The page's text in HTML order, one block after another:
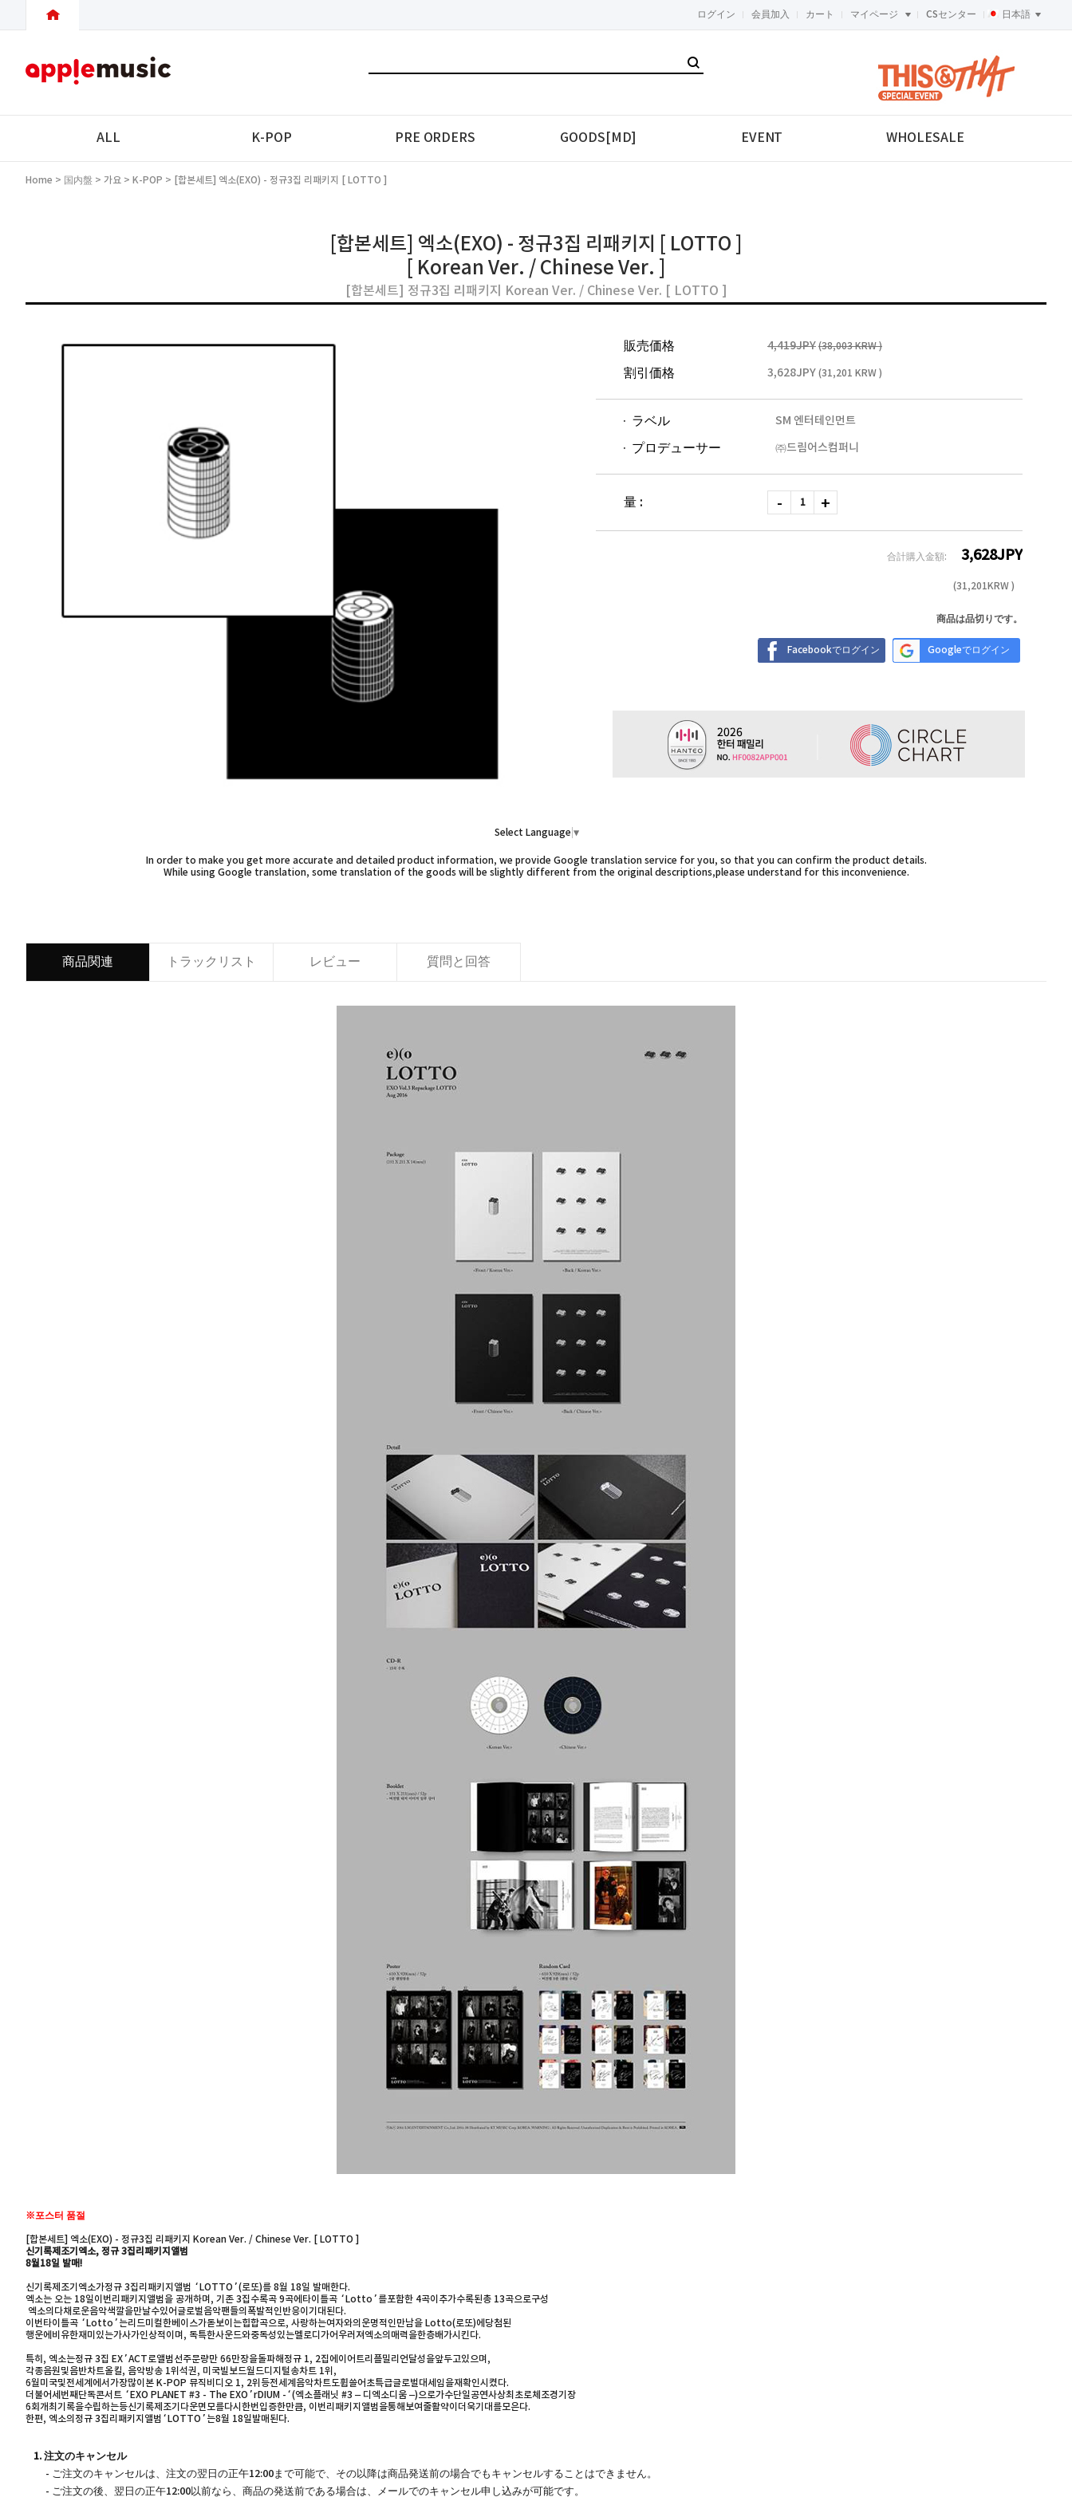
ログイン 会員加入 カート マイページ CSセンター 日本語
<-->
ALL K-POP PRE ORDERS GOODS[MD] EVENT WHOLESALE
Home > 国内盤 > 가요 > K-POP > [합본세트] 엑소(EXO) - 정규3집 리패키지 [ LOTTO ]
[합본세트] 엑소(EXO) - 정규3집 리패키지 [ LOTTO ]
[ Korean Ver. / Chinese Ver. ]
[합본세트] 정규3집 리패키지 Korean Ver. / Chinese Ver. [ LOTTO ]
販売価格 4,419JPY (38,003 KRW )
割引価格 3,628JPY (31,201 KRW )
ラベル SM 엔터테인먼트
プロデューサー ㈜드림어스컴퍼니
量 :
合計購入金額: 3,628JPY
(31,201 KRW )
商品は品切りです。
Facebookでログイン Googleでログイン
Select Language ▼
In order to make you get more accurate and detailed product information, we provide Google translation service for you, so that you can confirm the product details.
While using Google translation, some translation of the goods will be slightly different from the original descriptions,please understand for this inconvenience.
商品関連 トラックリスト レビュー 質問と回答
※포스터 품절
[합본세트] 엑소(EXO) - 정규3집 리패키지 Korean Ver. / Chinese Ver. [ LOTTO ]
신기록제조기엑소, 정규 3집리패키지앨범
8월18일 발매!
신기록제조기엑소가정규 3집리패키지앨범 ‘LOTTO’(로또)를 8월 18일 발매한다.
엑소는 오는 18일이번리패키지앨범을 공개하며, 기존 3집수록곡 9곡에타이틀곡 ‘Lotto’를포함한 4곡이추가수록된총 13곡으로구성
엑소의다채로운음악색깔을만날수있어글로벌음악팬들의폭발적인반응이기대된다.
이번타이틀곡 ‘Lotto’는리드미컬한베이스가돋보이는힙합곡으로, 사랑하는여자와의운명적인만남을 Lotto(로또)에당첨된
행운에비유한재미있는가사가인상적이며, 독특한사운드와중독성있는멜로디가어우러져엑소의매력을한층배가시킨다.
특히, 엑소는정규 3집 EX’ACT로앨범선주문량만 66만장을돌파해정규 1, 2집에이어트리플밀리언달성을앞두고있으며,
각종음원및음반차트올킬, 음악방송 1위석권, 미국빌보드월드디지털송차트 1위,
6월미국및전세계에서가장많이본 K-POP 뮤직비디오 1, 2위등전세계음악차트도휩쓸어초특급글로벌대세임을재확인시켰다.
더불어세번째단독콘서트 ‘EXO PLANET #3 - The EXO’rDIUM -‘(엑소플래닛 #3 – 디엑소디움 –)으로가수단일공연사상최초로체조경기장
6회개최기록을수립하는등신기록제조기다운면모를다시한번입증한만큼, 이번리패키지앨범을통해보여줄활약이더욱기대를모은다.
한편, 엑소의정규 3집리패키지앨범‘LOTTO’는8월 18일발매된다.
1. 注文のキャンセル
- ご注文のキャンセルは、注文の翌日の正午12:00まで可能で、その以降は商品発送前の場合でもキャンセルすることはできません。
- ご注文の後、翌日の正午12:00以前なら、商品の発送前である場合は、メールでのキャンセル申し込みが可能です。